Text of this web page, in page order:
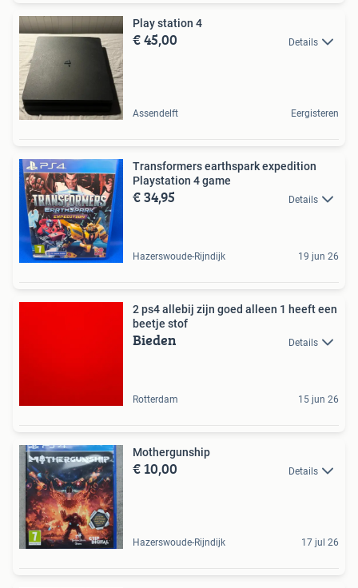
Play station 4
€ 45,00 Details
Assendelft Eergisteren
Transformers earthspark expedition
Playstation 4 game
€ 34,95 Details
Hazerswoude-Rijndijk 19 jun 26
2 ps4 allebij zijn goed alleen 1 heeft een
beetje stof
Bieden Details
Rotterdam 15 jun 26
Mothergunship
€ 10,00 Details
Hazerswoude-Rijndijk 17 jul 26